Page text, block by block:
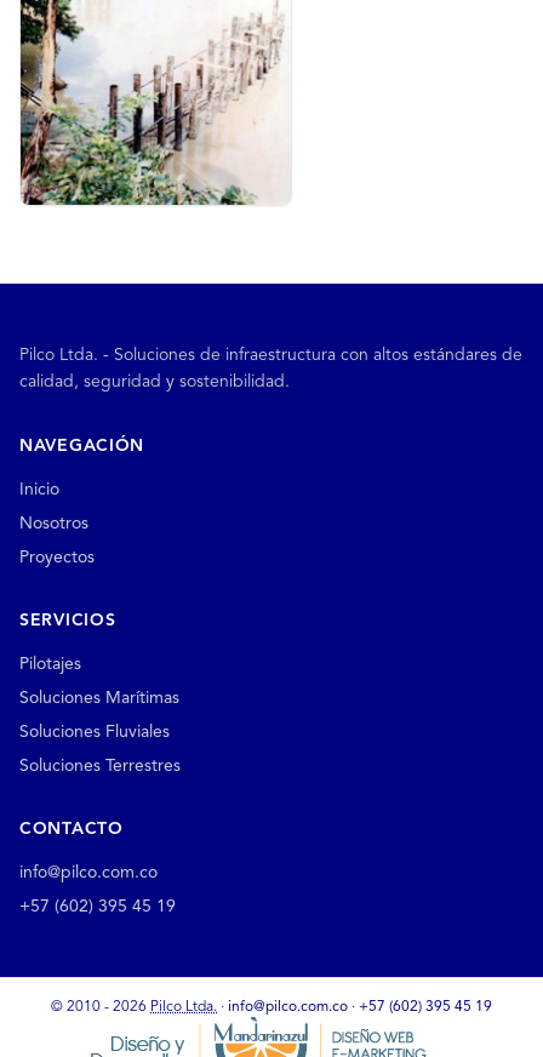
Pilco Ltda. - Soluciones de infraestructura con altos estándares de
calidad, seguridad y sostenibilidad.
NAVEGACIÓN
Inicio
Nosotros
Proyectos
SERVICIOS
Pilotajes
Soluciones Marítimas
Soluciones Fluviales
Soluciones Terrestres
CONTACTO
info@pilco.com.co
+57 (602) 395 45 19
© 2010 - 2026 Pilco Ltda. · info@pilco.com.co · +57 (602) 395 45 19